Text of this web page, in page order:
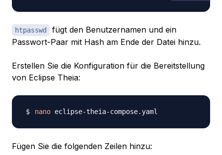
htpasswd
fügt den Benutzernamen und ein
Passwort-Paar mit Hash am Ende der Datei hinzu.
Erstellen Sie die Konfiguration für die Bereitstellung
von Eclipse Theia:
nano
Fügen Sie die folgenden Zeilen hinzu: